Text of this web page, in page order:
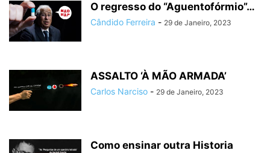
O regresso do “Aguentofórmio”…
Cândido Ferreira - 29 de Janeiro, 2023
ASSALTO ‘À MÃO ARMADA’
Carlos Narciso - 29 de Janeiro, 2023
Como ensinar outra Historia